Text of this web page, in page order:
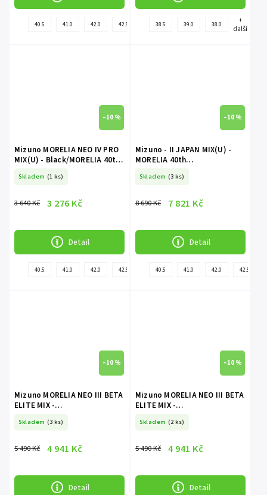
40.5 41.0 42.0 42.5 44.5 45.0 43.0 44.0
38.5 39.0 38.0
+
další
–10 %
Mizuno MORELIA NEO IV PRO
MIX(U) - Black/MORELIA 40th
Skladem (1 ks)
3 640 Kč 3 276 Kč
Detail
40.5 41.0 42.0 42.5 44.5 45.0 46.0 40.0
–10 %
Mizuno - II JAPAN MIX(U) -
MORELIA 40th
Skladem (3 ks)
8 690 Kč 7 821 Kč
Detail
40.5 41.0 42.0 42.5
–10 %
Mizuno MORELIA NEO III BETA
ELITE MIX -
Skladem (3 ks)
5 490 Kč 4 941 Kč
Detail
–10 %
Mizuno MORELIA NEO III BETA
ELITE MIX -
Skladem (2 ks)
5 490 Kč 4 941 Kč
Detail